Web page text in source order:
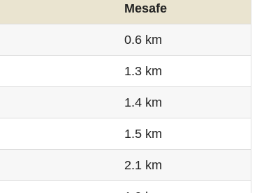
Mesafe
0.6 km
1.3 km
1.4 km
1.5 km
2.1 km